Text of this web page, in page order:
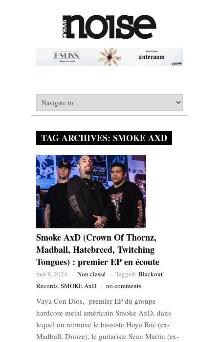
TAG ARCHIVES: SMOKE AXD
Smoke AxD (Crown Of Thornz,
Madball, Hatebreed, Twitching
Tongues) : premier EP en écoute
mai 9, 2024 - Non classé - Tagged: Blackout!
Records,SMOKE AxD - no comments
Vaya Con Dios, premier EP du groupe
hardcore metal américain Smoke AxD, dans
lequel on retrouve le bassiste Hoya Roc (ex-
Madball, Dmize), le guitariste Sean Martin (ex-